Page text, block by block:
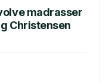
madrasser
Christensen